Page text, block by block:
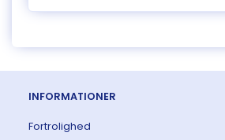
INFORMATIONER
Fortrolighed